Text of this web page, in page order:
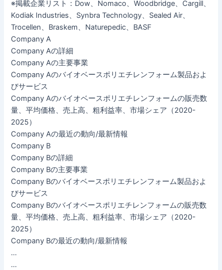
※掲載企業リスト：Dow、Nomaco、Woodbridge、Cargill、
Kodiak Industries、Synbra Technology、Sealed Air、
Trocellen、Braskem、Naturepedic、BASF
Company A
Company Aの詳細
Company Aの主要事業
Company Aのバイオベースポリエチレンフォーム製品およ
びサービス
Company Aのバイオベースポリエチレンフォームの販売数
量、平均価格、売上高、粗利益率、市場シェア（2020-
2025）
Company Aの最近の動向/最新情報
Company B
Company Bの詳細
Company Bの主要事業
Company Bのバイオベースポリエチレンフォーム製品およ
びサービス
Company Bのバイオベースポリエチレンフォームの販売数
量、平均価格、売上高、粗利益率、市場シェア（2020-
2025）
Company Bの最近の動向/最新情報
…
…